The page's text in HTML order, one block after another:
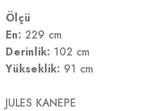
Ölçü
En: 229 cm
Derinlik: 102 cm
Yükseklik: 91 cm
JULES KANEPE